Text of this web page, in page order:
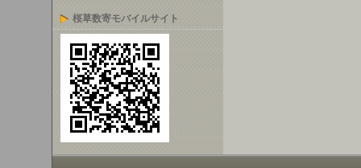
桜草数寄モバイルサイト